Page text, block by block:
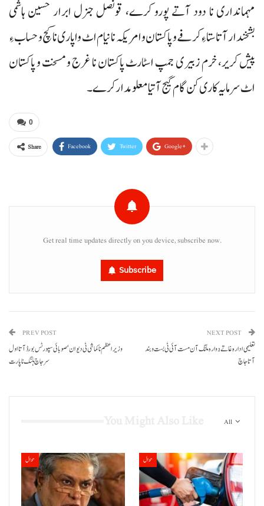
مہمانداری نا دود آتے پورو کرے، قونصل جنرل ابرار حسین ہاشمی
بشخندار آتا ستا ءِ کرفے و پاکستان و امریکہ نا نیام اٹ واپاری نا کچ و حساب ءِ
پیش کریر، خرم زبیری جمپ اسٹارٹ پاکستان نا غرج و مسخت و پاکستان
اٹ سرمایہ کاری کن گام گیج آتیا معلومدار کرے۔
0
Share Facebook Twitter Google+
Get real time updates directly on you device, subscribe now.
Subscribe
PREV POST
وزیراعظم نا کماشی ٹی دیوان‘صوبائی سپورٹس بورڈ آتا اول
سر جاچ ہلنگ نا پارت
NEXT POST
تعلیمی ادارہ غاتے دُوارہ ملنگ آن مست آئی ٹی بست وبند
آتا جاچ
All
حوال حوال